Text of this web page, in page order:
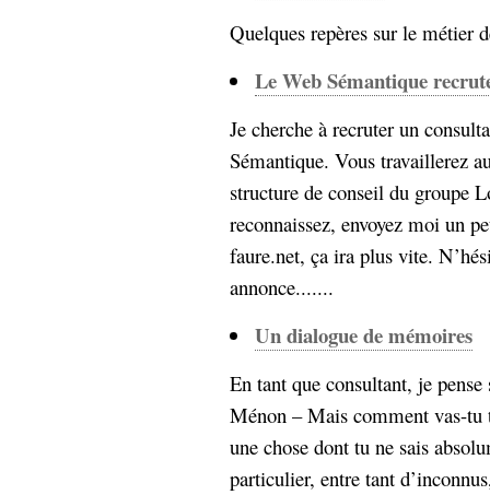
Quelques repères sur le métier
Le Web Sémantique
Je cherche à recruter un
Sémantique. Vous travaillerez
structure de conseil du groupe
reconnaissez, envoyez moi un
faure.net, ça ira plus vite.
annonce.......
Un dialogue de mémoires
En tant que consultant, je
Ménon – Mais comment vas-tu
une chose dont tu ne sais
particulier, entre tant